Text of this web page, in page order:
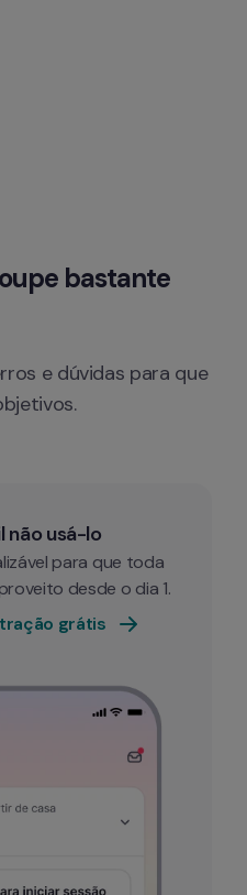
bastante
e dúvidas para que
não usá-lo
para que toda
desde o dia 1.
grátis